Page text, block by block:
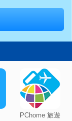
PChome 旅遊